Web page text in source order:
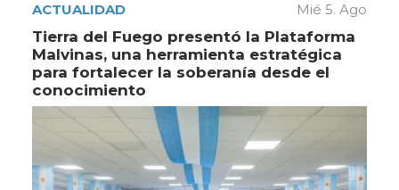
ACTUALIDAD Mié 5. Ago
Tierra del Fuego presentó la Plataforma
Malvinas, una herramienta estratégica
para fortalecer la soberanía desde el
conocimiento